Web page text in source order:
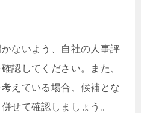
ないよう、自社の人事評
認してください。また、
えている場合、候補とな
せて確認しましょう。